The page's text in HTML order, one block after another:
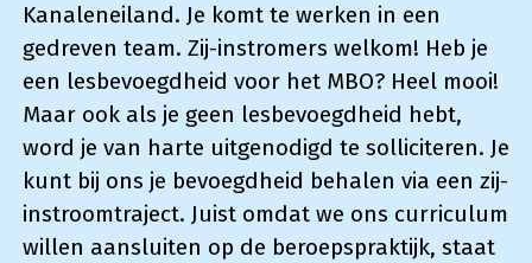
Kanaleneiland. Je komt te werken in een
gedreven team. Zij-instromers welkom! Heb je
een lesbevoegdheid voor het MBO? Heel mooi!
Maar ook als je geen lesbevoegdheid hebt,
word je van harte uitgenodigd te solliciteren. Je
kunt bij ons je bevoegdheid behalen via een zij-
instroomtraject. Juist omdat we ons curriculum
willen aansluiten op de beroepspraktijk, staat